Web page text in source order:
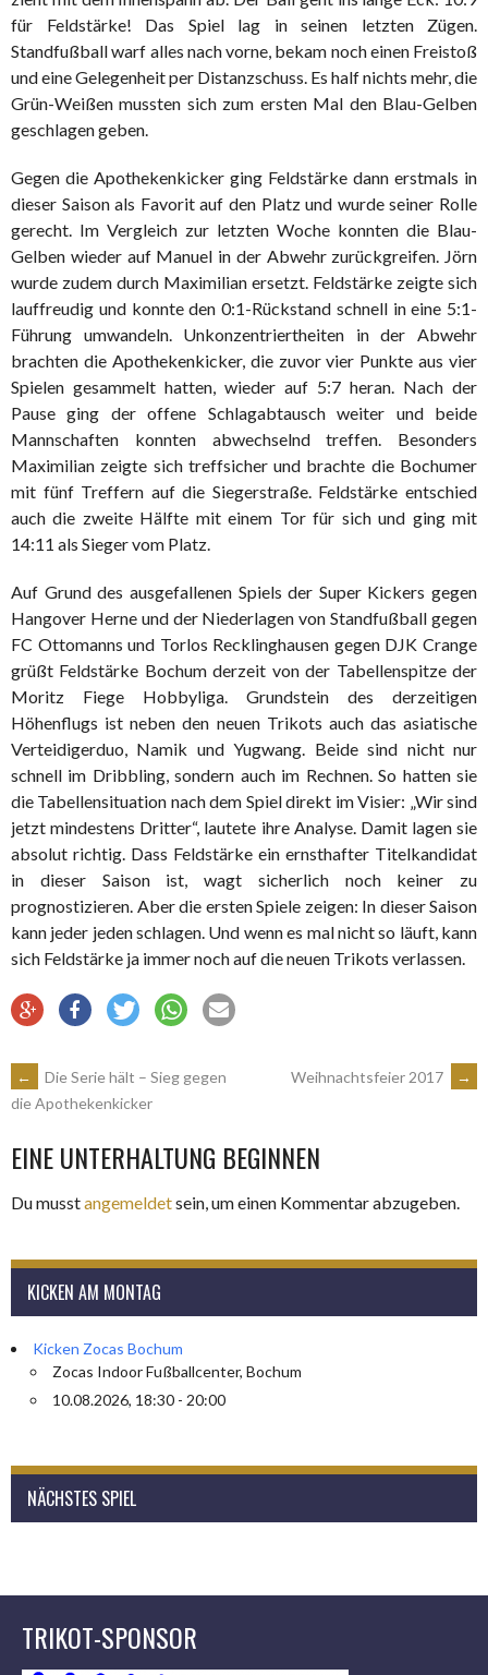
für Feldstärke! Das Spiel lag in seinen letzten Zügen.
Standfußball warf alles nach vorne, bekam noch einen Freistoß
und eine Gelegenheit per Distanzschuss. Es half nichts mehr, die
Grün-Weißen mussten sich zum ersten Mal den Blau-Gelben
geschlagen geben.
Gegen die Apothekenkicker ging Feldstärke dann erstmals in
dieser Saison als Favorit auf den Platz und wurde seiner Rolle
gerecht. Im Vergleich zur letzten Woche konnten die Blau-
Gelben wieder auf Manuel in der Abwehr zurückgreifen. Jörn
wurde zudem durch Maximilian ersetzt. Feldstärke zeigte sich
lauffreudig und konnte den 0:1-Rückstand schnell in eine 5:1-
Führung umwandeln. Unkonzentriertheiten in der Abwehr
brachten die Apothekenkicker, die zuvor vier Punkte aus vier
Spielen gesammelt hatten, wieder auf 5:7 heran. Nach der
Pause ging der offene Schlagabtausch weiter und beide
Mannschaften konnten abwechselnd treffen. Besonders
Maximilian zeigte sich treffsicher und brachte die Bochumer
mit fünf Treffern auf die Siegerstraße. Feldstärke entschied
auch die zweite Hälfte mit einem Tor für sich und ging mit
14:11 als Sieger vom Platz.
Auf Grund des ausgefallenen Spiels der Super Kickers gegen
Hangover Herne und der Niederlagen von Standfußball gegen
FC Ottomanns und Torlos Recklinghausen gegen DJK Crange
grüßt Feldstärke Bochum derzeit von der Tabellenspitze der
Moritz Fiege Hobbyliga. Grundstein des derzeitigen
Höhenflugs ist neben den neuen Trikots auch das asiatische
Verteidigerduo, Namik und Yugwang. Beide sind nicht nur
schnell im Dribbling, sondern auch im Rechnen. So hatten sie
die Tabellensituation nach dem Spiel direkt im Visier: „Wir sind
jetzt mindestens Dritter“, lautete ihre Analyse. Damit lagen sie
absolut richtig. Dass Feldstärke ein ernsthafter Titelkandidat
in dieser Saison ist, wagt sicherlich noch keiner zu
prognostizieren. Aber die ersten Spiele zeigen: In dieser Saison
kann jeder jeden schlagen. Und wenn es mal nicht so läuft, kann
sich Feldstärke ja immer noch auf die neuen Trikots verlassen.
ARTIKEL-
NAVIGATION
←
Die Serie hält – Sieg gegen
die Apothekenkicker
Weihnachtsfeier 2017 →
EINE UNTERHALTUNG BEGINNEN
Du musstangemeldetsein, um einen Kommentar abzugeben.
KICKEN AM MONTAG
Kicken Zocas Bochum
Zocas Indoor Fußballcenter, Bochum
10.08.2026, 18:30 - 20:00
NÄCHSTES SPIEL
TRIKOT-SPONSOR